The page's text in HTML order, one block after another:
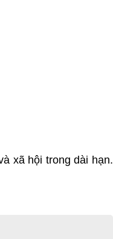
xã hội trong dài hạn.